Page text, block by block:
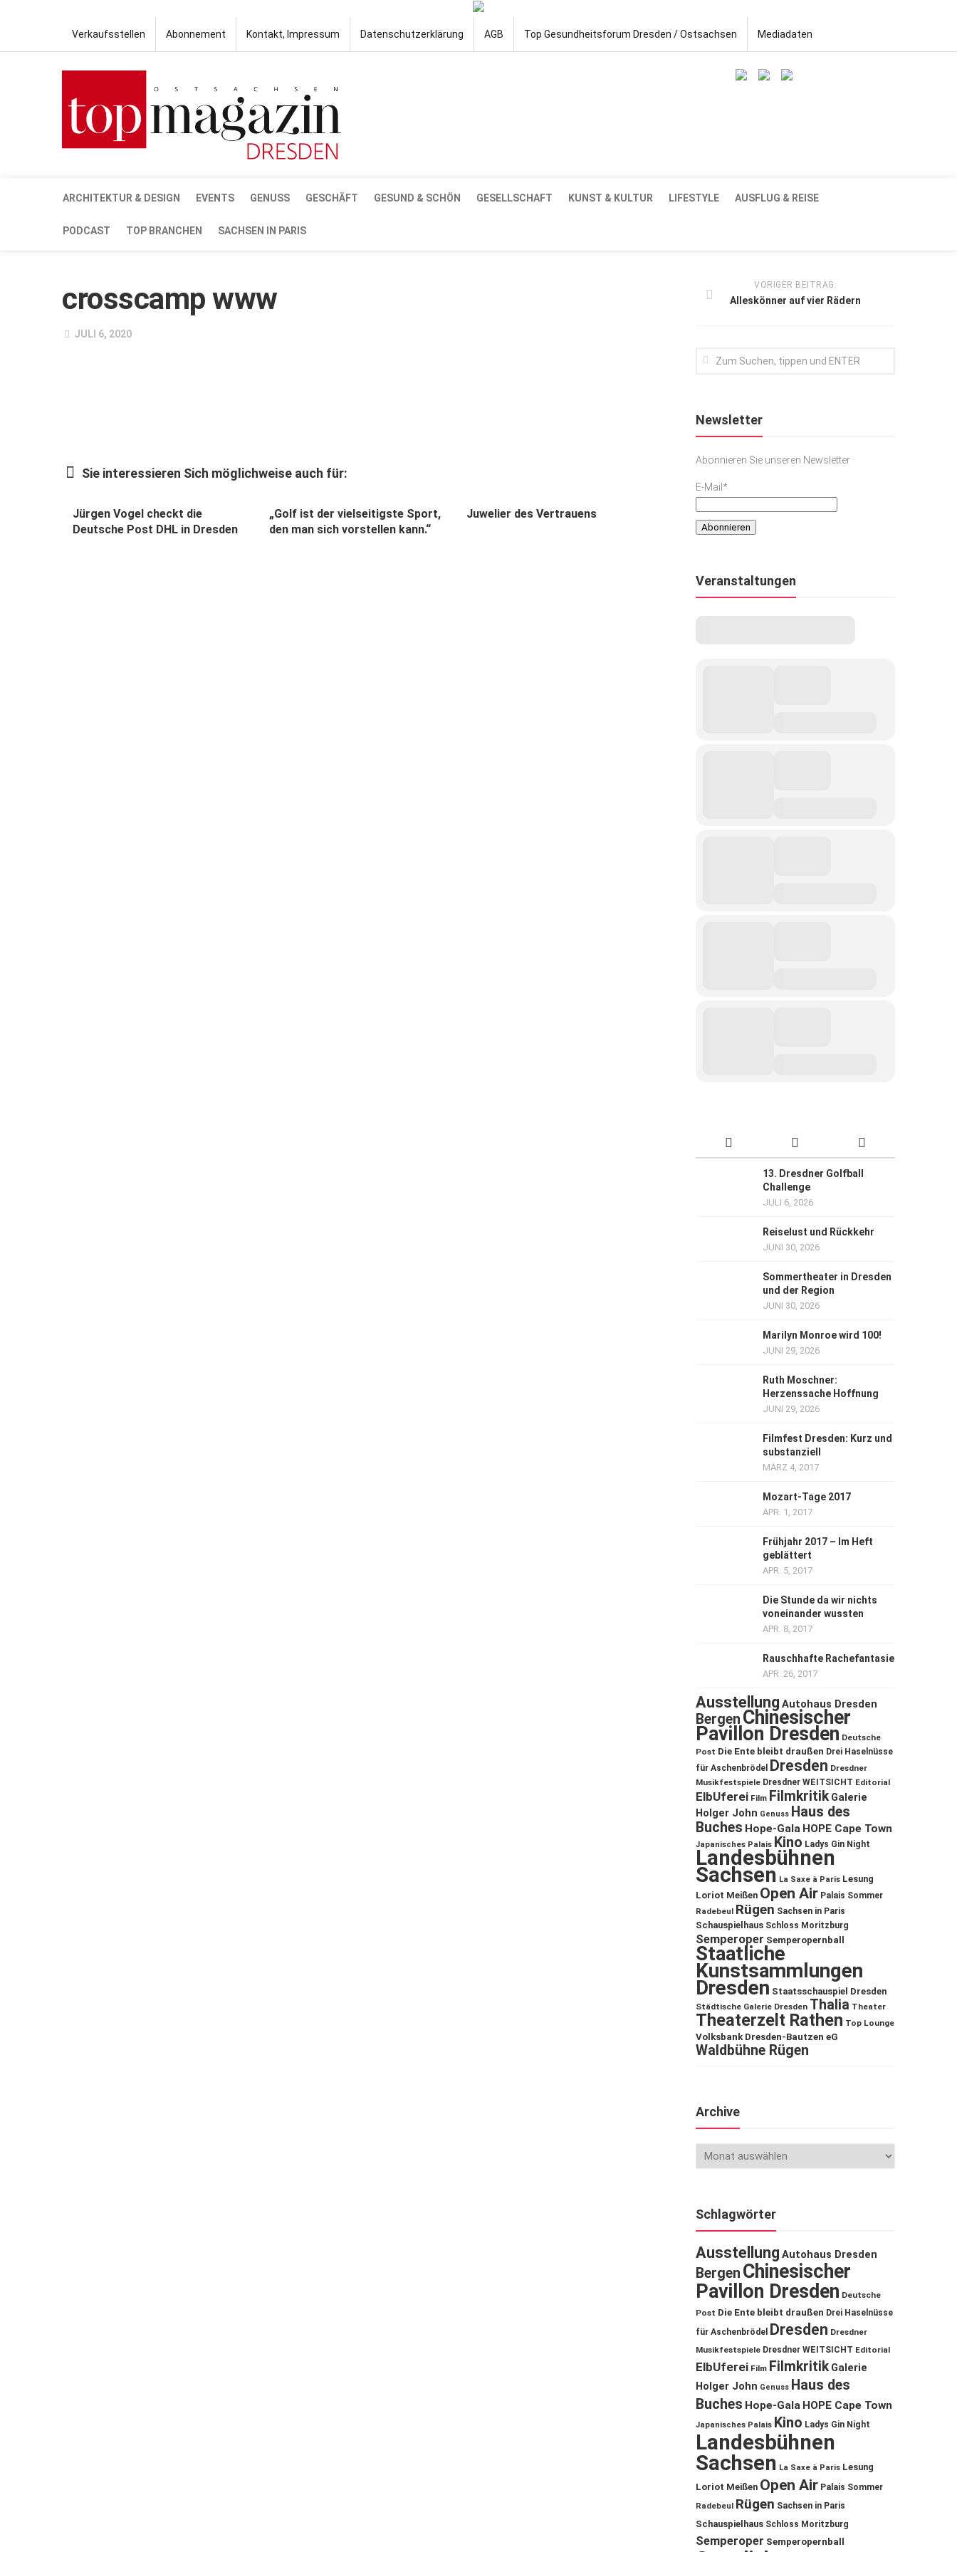
Verkaufsstellen Abonnement Kontakt, Impressum Datenschutzerklärung AGB Top Gesundheitsforum Dresden / Ostsachsen Mediadaten
ARCHITEKTUR & DESIGN EVENTS GENUSS GESCHÄFT GESUND & SCHÖN GESELLSCHAFT KUNST & KULTUR LIFESTYLE AUSFLUG & REISE
PODCAST TOP BRANCHEN SACHSEN IN PARIS
crosscamp www
JULI 6, 2020
Sie interessieren Sich möglichweise auch für:
Jürgen Vogel checkt die
Deutsche Post DHL in Dresden
„Golf ist der vielseitigste Sport,
den man sich vorstellen kann.“
Juwelier des Vertrauens
VORIGER BEITRAG:
Alleskönner auf vier Rädern
Newsletter
Abonnieren Sie unseren Newsletter
E-Mail*
Veranstaltungen
13. Dresdner Golfball
Challenge
JULI 6, 2026
Reiselust und Rückkehr
JUNI 30, 2026
Sommertheater in Dresden
und der Region
JUNI 30, 2026
Marilyn Monroe wird 100!
JUNI 29, 2026
Ruth Moschner:
Herzenssache Hoffnung
JUNI 29, 2026
Filmfest Dresden: Kurz und
substanziell
MÄRZ 4, 2017
Mozart-Tage 2017
APR. 1, 2017
Frühjahr 2017 – Im Heft
geblättert
APR. 5, 2017
Die Stunde da wir nichts
voneinander wussten
APR. 8, 2017
Rauschhafte Rachefantasie
APR. 26, 2017
Ausstellung Autohaus Dresden
Bergen Chinesischer
Pavillon Dresden Deutsche
Post Die Ente bleibt draußen Drei Haselnüsse
für Aschenbrödel
Dresden Dresdner
Musikfestspiele Dresdner WEITSICHT Editorial
ElbUferei Film Filmkritik Galerie
Holger John Genuss Haus des
Buches Hope-Gala HOPE Cape Town
Japanisches Palais Kino Ladys Gin Night
Landesbühnen
Sachsen La Saxe à Paris Lesung
Loriot Meißen Open Air Palais Sommer
Radebeul Rügen Sachsen in Paris
Schauspielhaus Schloss Moritzburg
Semperoper Semperopernball
Staatliche
Kunstsammlungen
Dresden Staatsschauspiel Dresden
Städtische Galerie Dresden Thalia Theater
Theaterzelt Rathen Top Lounge
Volksbank Dresden-Bautzen eG
Waldbühne Rügen
Archive
Schlagwörter
Ausstellung Autohaus Dresden
Bergen Chinesischer
Pavillon Dresden Deutsche
Post Die Ente bleibt draußen Drei Haselnüsse
für Aschenbrödel
Dresden Dresdner
Musikfestspiele Dresdner WEITSICHT Editorial
ElbUferei Film Filmkritik Galerie
Holger John Genuss Haus des
Buches Hope-Gala HOPE Cape Town
Japanisches Palais Kino Ladys Gin Night
Landesbühnen
Sachsen La Saxe à Paris Lesung
Loriot Meißen Open Air Palais Sommer
Radebeul Rügen Sachsen in Paris
Schauspielhaus Schloss Moritzburg
Semperoper Semperopernball